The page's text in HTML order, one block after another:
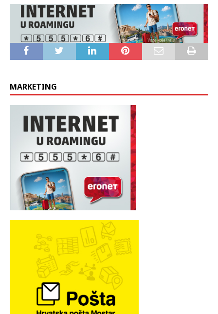
MARKETING